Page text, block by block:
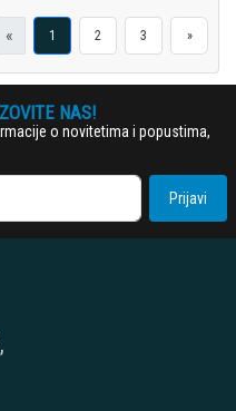
« 1 2 3 »
NAS!
o novitetima i popustima,
Prijavi